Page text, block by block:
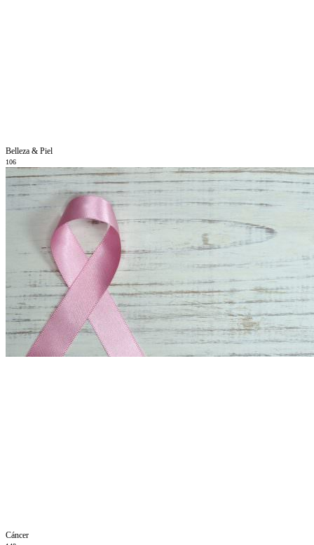
Belleza & Piel
106
Cáncer